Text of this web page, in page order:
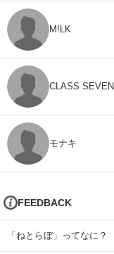
M!LK
CLASS SEVEN
モナキ
FEEDBACK
「ねとらぼ」ってなに？